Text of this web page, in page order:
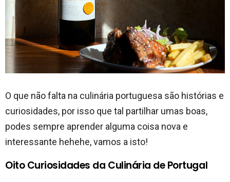
O que não falta na culinária portuguesa são histórias e
curiosidades, por isso que tal partilhar umas boas,
podes sempre aprender alguma coisa nova e
interessante hehehe, vamos a isto!
Oito Curiosidades da Culinária de Portugal